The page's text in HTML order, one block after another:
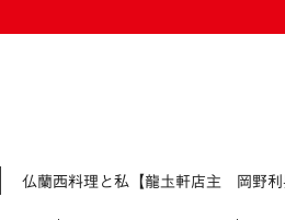
仏蘭西料理と私【龍圡軒店主 岡野利